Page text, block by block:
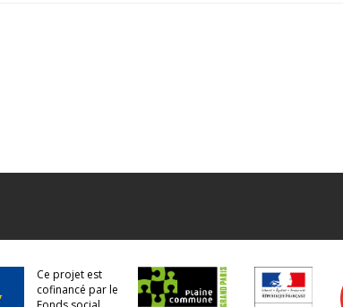
Ce projet est
cofinancé par le